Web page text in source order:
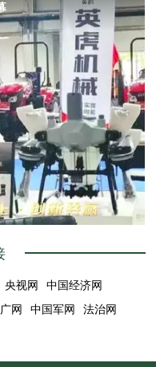
央视网
中国经济网
网 中国军网
法治网